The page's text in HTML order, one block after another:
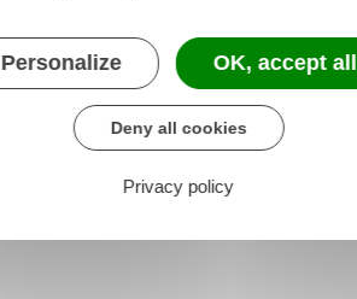
Personalize OK, accept all
Deny all cookies
Privacy policy